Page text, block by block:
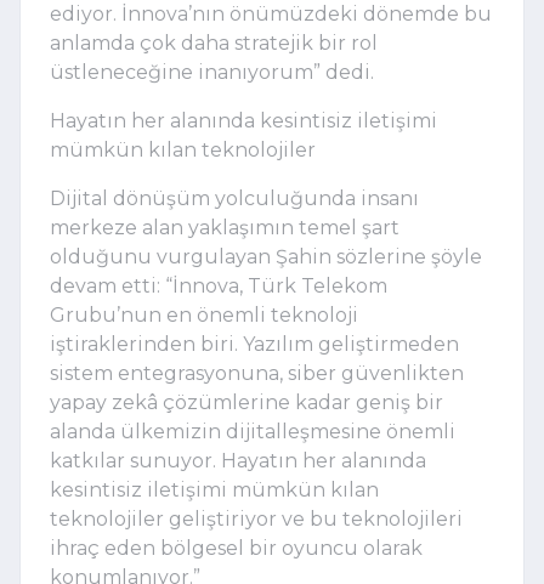
ediyor. İnnova’nın önümüzdeki dönemde bu
anlamda çok daha stratejik bir rol
üstleneceğine inanıyorum” dedi.
Hayatın her alanında kesintisiz iletişimi
mümkün kılan teknolojiler
Dijital dönüşüm yolculuğunda insanı
merkeze alan yaklaşımın temel şart
olduğunu vurgulayan Şahin sözlerine şöyle
devam etti: “İnnova, Türk Telekom
Grubu’nun en önemli teknoloji
iştiraklerinden biri. Yazılım geliştirmeden
sistem entegrasyonuna, siber güvenlikten
yapay zekâ çözümlerine kadar geniş bir
alanda ülkemizin dijitalleşmesine önemli
katkılar sunuyor. Hayatın her alanında
kesintisiz iletişimi mümkün kılan
teknolojiler geliştiriyor ve bu teknolojileri
ihraç eden bölgesel bir oyuncu olarak
konumlanıyor.”